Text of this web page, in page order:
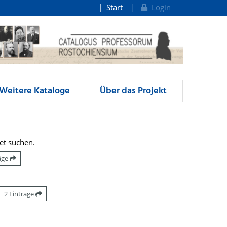
Start Login
Kataloge Über das Projekt
suchen.
2 Einträge